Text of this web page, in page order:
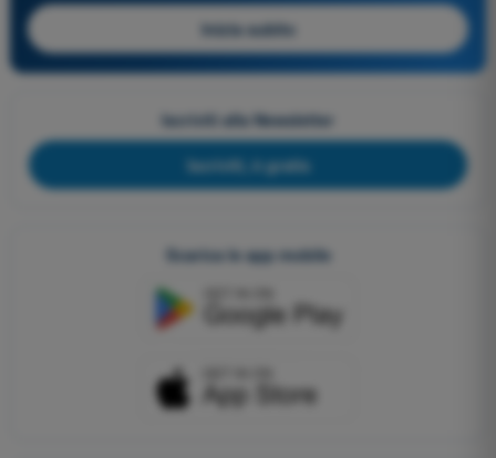
Inizia subito
Iscriviti alla Newsletter
Iscriviti, è gratis
Scarica le app mobile